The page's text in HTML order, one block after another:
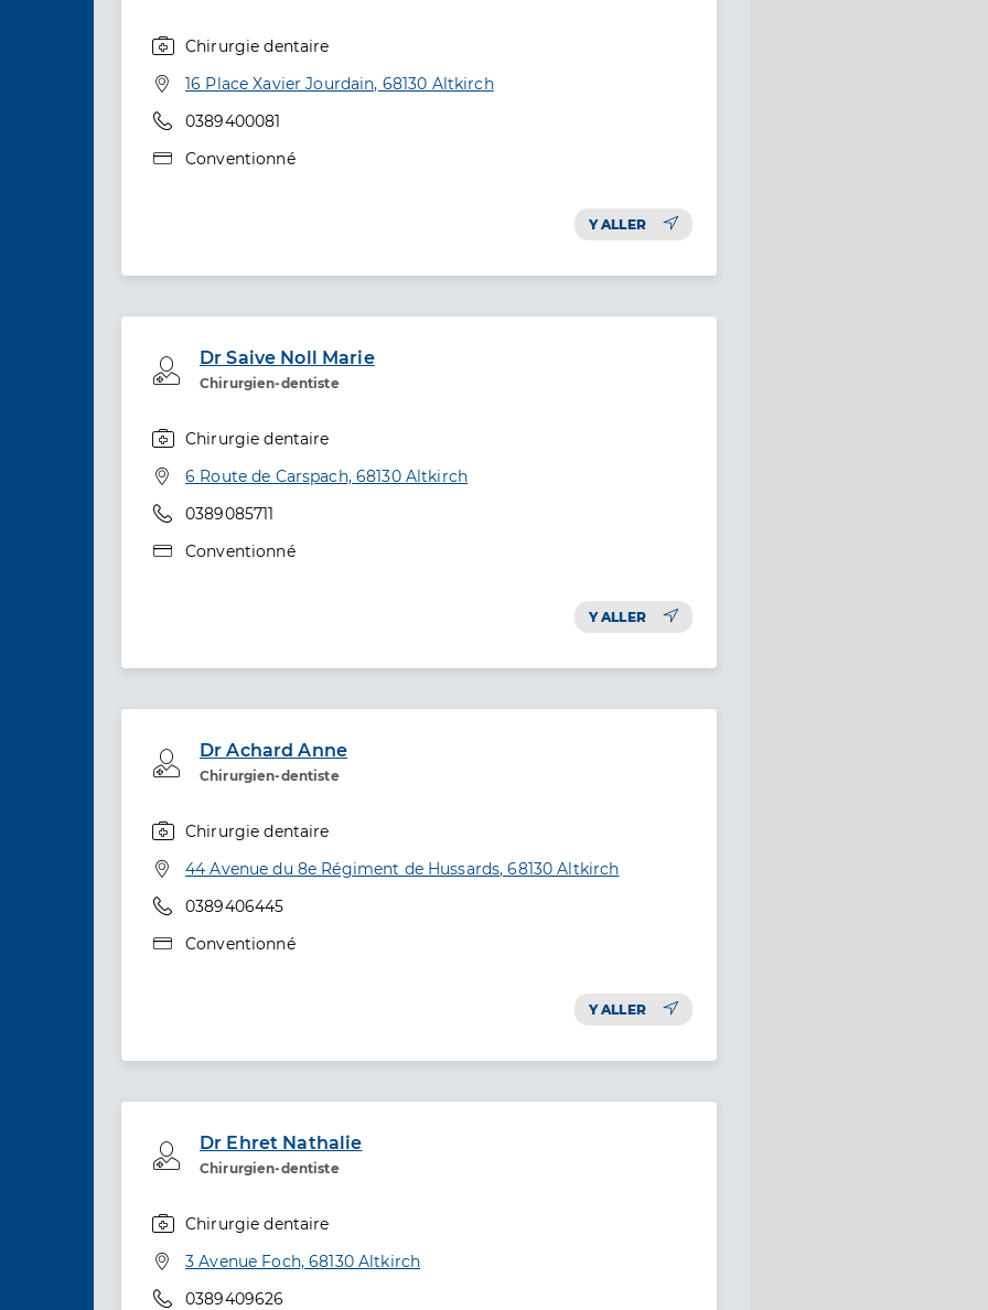
Chirurgie dentaire
Adresse
16 Place Xavier Jourdain, 68130 Altkirch
Téléphone
0389400081
Type de convention
Conventionné
Y ALLER
Dr Saive Noll Marie
Chirurgien-dentiste
Professionel de santé
Chirurgie dentaire
Adresse
6 Route de Carspach, 68130 Altkirch
Téléphone
0389085711
Type de convention
Conventionné
Y ALLER
Dr Achard Anne
Chirurgien-dentiste
Professionel de santé
Chirurgie dentaire
Adresse
44 Avenue du 8e Régiment de Hussards, 68130 Altkirch
Téléphone
0389406445
Type de convention
Conventionné
Y ALLER
Dr Ehret Nathalie
Chirurgien-dentiste
Professionel de santé
Chirurgie dentaire
Adresse
3 Avenue Foch, 68130 Altkirch
Téléphone
0389409626